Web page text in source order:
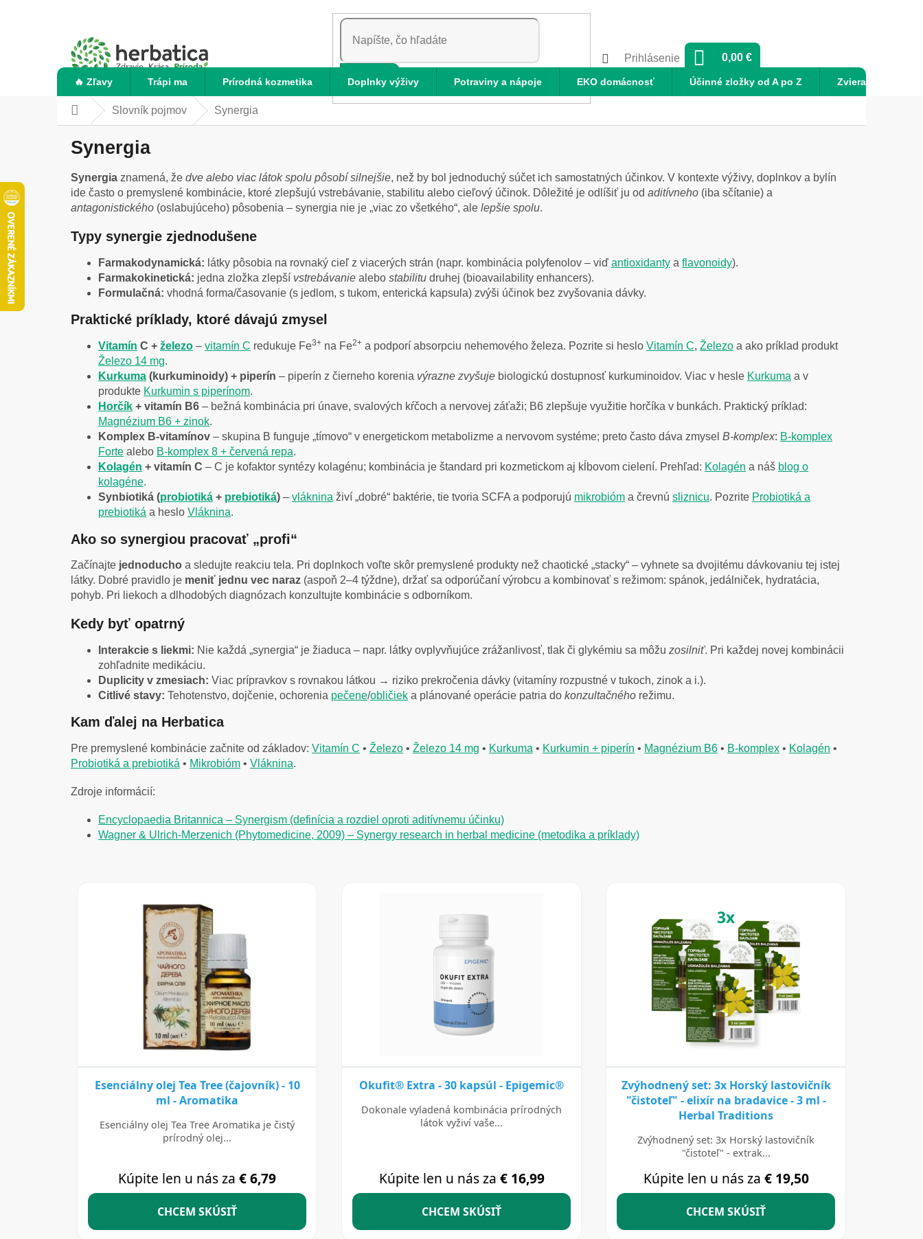
HĽADAŤ
Prihlásenie
NÁKUPNÝ
0,00 €
🔥 Zľavy Trápi ma Prírodná kozmetika Doplnky výživy Potraviny a nápoje EKO domácnosť Účinné zložky od A po Z Zvieratá
DomovSlovník pojmov Synergia
Synergia
Synergia znamená, že dve alebo viac látok spolu pôsobí silnejšie, než by bol jednoduchý súčet ich samostatných účinkov. V kontexte výživy, doplnkov a bylín
ide často o premyslené kombinácie, ktoré zlepšujú vstrebávanie, stabilitu alebo cieľový účinok. Dôležité je odlíšiť ju od aditívneho (iba sčítanie) a
antagonistického (oslabujúceho) pôsobenia – synergia nie je „viac zo všetkého“, ale lepšie spolu.
Typy synergie zjednodušene
Farmakodynamická: látky pôsobia na rovnaký cieľ z viacerých strán (napr. kombinácia polyfenolov – viď antioxidanty a flavonoidy).
Farmakokinetická: jedna zložka zlepší vstrebávanie alebo stabilitu druhej (bioavailability enhancers).
Formulačná: vhodná forma/časovanie (s jedlom, s tukom, enterická kapsula) zvýši účinok bez zvyšovania dávky.
Praktické príklady, ktoré dávajú zmysel
Vitamín C + železo – vitamín C redukuje Fe3+ na Fe2+ a podporí absorpciu nehemového železa. Pozrite si heslo Vitamín C, Železo a ako príklad produkt
Železo 14 mg.
Kurkuma (kurkuminoidy) + piperín – piperín z čierneho korenia výrazne zvyšuje biologickú dostupnosť kurkuminoidov. Viac v hesle Kurkuma a v
produkte Kurkumin s piperínom.
Horčík + vitamín B6 – bežná kombinácia pri únave, svalových kŕčoch a nervovej záťaži; B6 zlepšuje využitie horčíka v bunkách. Praktický príklad:
Magnézium B6 + zinok.
Komplex B-vitamínov – skupina B funguje „tímovo“ v energetickom metabolizme a nervovom systéme; preto často dáva zmysel B-komplex: B-komplex
Forte alebo B-komplex 8 + červená repa.
Kolagén + vitamín C – C je kofaktor syntézy kolagénu; kombinácia je štandard pri kozmetickom aj kĺbovom cielení. Prehľad: Kolagén a náš blog o
kolagéne.
Synbiotiká (probiotiká + prebiotiká) – vláknina živí „dobré“ baktérie, tie tvoria SCFA a podporujú mikrobióm a črevnú sliznicu. Pozrite Probiotiká a
prebiotiká a heslo Vláknina.
Ako so synergiou pracovať „profi“
Začínajte jednoducho a sledujte reakciu tela. Pri doplnkoch voľte skôr premyslené produkty než chaotické „stacky“ – vyhnete sa dvojitému dávkovaniu tej istej
látky. Dobré pravidlo je meniť jednu vec naraz (aspoň 2–4 týždne), držať sa odporúčaní výrobcu a kombinovať s režimom: spánok, jedálniček, hydratácia,
pohyb. Pri liekoch a dlhodobých diagnózach konzultujte kombinácie s odborníkom.
Kedy byť opatrný
Interakcie s liekmi: Nie každá „synergia“ je žiaduca – napr. látky ovplyvňujúce zrážanlivosť, tlak či glykémiu sa môžu zosilniť. Pri každej novej kombinácii
zohľadnite medikáciu.
Duplicity v zmesiach: Viac prípravkov s rovnakou látkou → riziko prekročenia dávky (vitamíny rozpustné v tukoch, zinok a i.).
Citlivé stavy: Tehotenstvo, dojčenie, ochorenia pečene/obličiek a plánované operácie patria do konzultačného režimu.
Kam ďalej na Herbatica
Pre premyslené kombinácie začnite od základov: Vitamín C • Železo • Železo 14 mg • Kurkuma • Kurkumin + piperín • Magnézium B6 • B-komplex • Kolagén •
Probiotiká a prebiotiká • Mikrobióm • Vláknina.
Zdroje informácií:
Encyclopaedia Britannica – Synergism (definícia a rozdiel oproti aditívnemu účinku)
Wagner & Ulrich-Merzenich (Phytomedicine, 2009) – Synergy research in herbal medicine (metodika a príklady)